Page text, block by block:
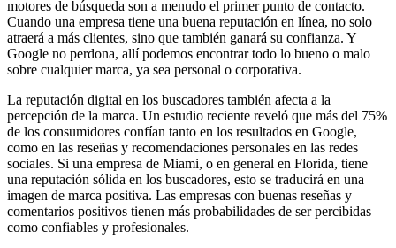
motores de búsqueda son a menudo el primer punto de contacto.
Cuando una empresa tiene una buena reputación en línea, no solo
atraerá a más clientes, sino que también ganará su confianza. Y
Google no perdona, allí podemos encontrar todo lo bueno o malo
sobre cualquier marca, ya sea personal o corporativa.
La reputación digital en los buscadores también afecta a la
percepción de la marca. Un estudio reciente reveló que más del 75%
de los consumidores confían tanto en los resultados en Google,
como en las reseñas y recomendaciones personales en las redes
sociales. Si una empresa de Miami, o en general en Florida, tiene
una reputación sólida en los buscadores, esto se traducirá en una
imagen de marca positiva. Las empresas con buenas reseñas y
comentarios positivos tienen más probabilidades de ser percibidas
como confiables y profesionales.